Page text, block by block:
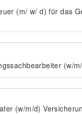
(m/ w/ d) für das
(w/
(w/m/d)